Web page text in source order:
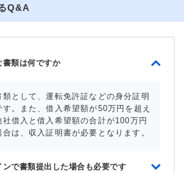
Q&A
書類は何ですか
類として、運転免許証などの身分証明
す。また、借入希望額が50万円を超え
社借入と借入希望額の合計が100万円
合は、収入証明書が必要となります。
ンで書類提出した場合も必要です